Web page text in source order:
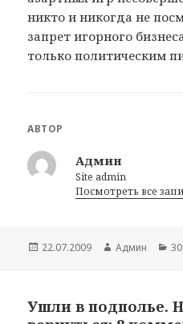
никто и никогда не
запрет игорного
только политическим
АВТОР
Админ
Site admin
Посмотреть все
Опубликовано
22.07.2009 Автор
Админ 30
Ушли в подполье.